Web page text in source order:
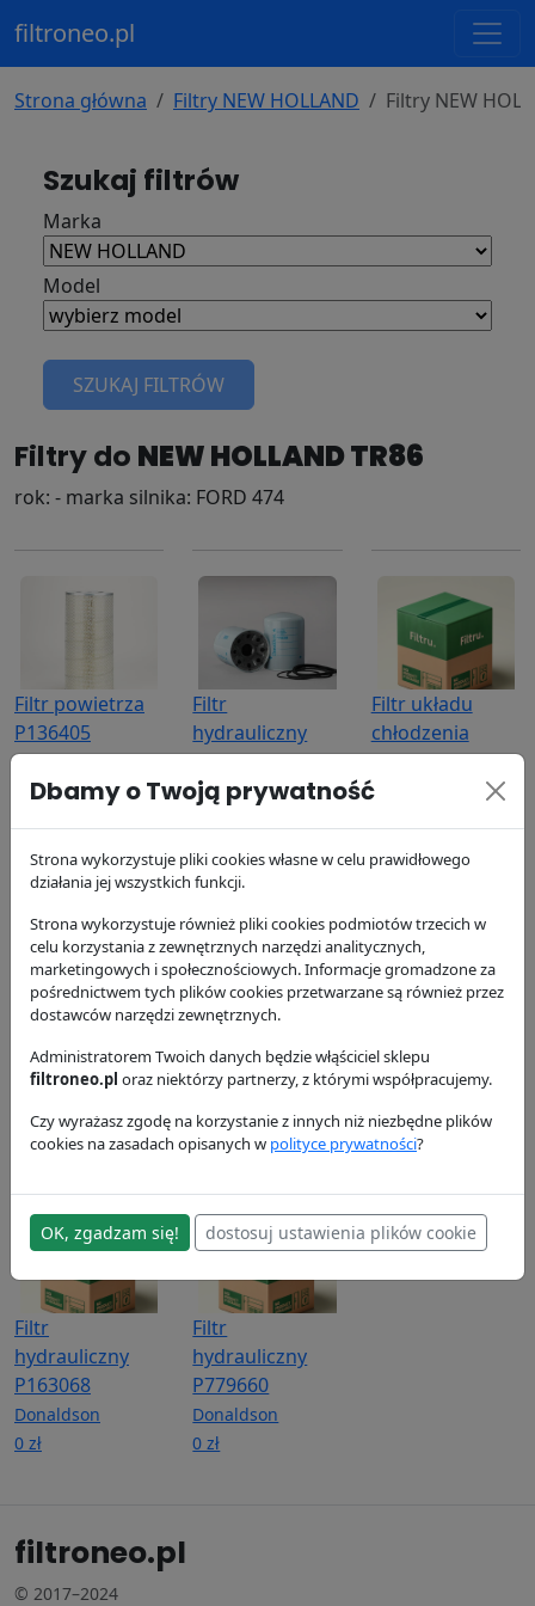
filtroneo.pl
Strona główna Filtry NEW HOLLAND Filtry NEW
Szukaj filtrów
Marka
Model
SZUKAJ FILTRÓW
Filtry do NEW HOLLAND TR86
rok: - marka silnika: FORD 474
Filtr powietrza
P136405
Donaldson
371.56 zł
Filtr
hydrauliczny
P550388
Donaldson
Filtr układu
chłodzenia
P552074
Donaldson
Filtr układu
chłodzenia
P554071
38.01 zł
Filtr paliwa
P555095
Donaldson
P559126
Donaldson
Filtr
hydrauliczny
P163068
Donaldson
0 zł
Filtr
hydrauliczny
P779660
Donaldson
0 zł
filtroneo.pl
© 2017–2024
Dbamy o Twoją prywatność
Strona wykorzystuje pliki cookies własne w celu prawidłowego
działania jej wszystkich funkcji.
Strona wykorzystuje również pliki cookies podmiotów trzecich w
celu korzystania z zewnętrznych narzędzi analitycznych,
marketingowych i społecznościowych. Informacje gromadzone za
pośrednictwem tych plików cookies przetwarzane są również przez
dostawców narzędzi zewnętrznych.
Administratorem Twoich danych będzie włąściciel sklepu
filtroneo.pl oraz niektórzy partnerzy, z którymi współpracujemy.
Czy wyrażasz zgodę na korzystanie z innych niż niezbędne plików
cookies na zasadach opisanych w polityce prywatności?
OK, zgadzam się! dostosuj ustawienia plików cookie